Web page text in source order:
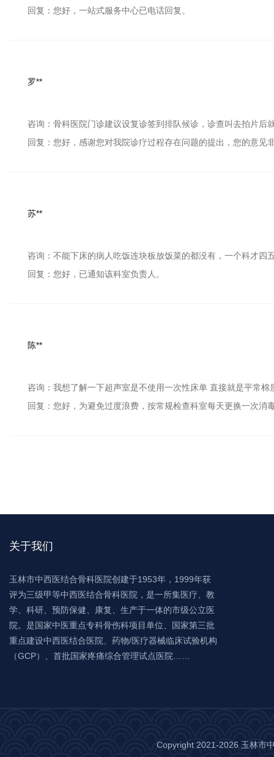
回复：您好，一站式服务中心已电话回复。
罗**
咨询：骨科医院门诊建议设复诊签到排队候诊，诊查叫去拍片后
回复：您好，感谢您对我院诊疗过程存在问题的提出，您的意
苏**
咨询：不能下床的病人吃饭连块板放饭菜的都没有，一个科才四
回复：您好，已通知该科室负责人。
陈**
咨询：我想了解一下超声室是不使用一次性床单 直接就是平常棉
回复：您好，为避免过度浪费，按常规检查科室每天更换一次
关于我们
玉林市中西医结合骨科医院创建于1953年，1999年获
评为三级甲等中西医结合骨科医院，是一所集医疗、教
学、科研、预防保健、康复、生产于一体的市级公立医
院。是国家中医重点专科骨伤科项目单位、国家第三批
重点建设中西医结合医院、药物/医疗器械临床试验机构
（GCP）、首批国家疼痛综合管理试点医院……
Copyright 2021-2026 玉林市